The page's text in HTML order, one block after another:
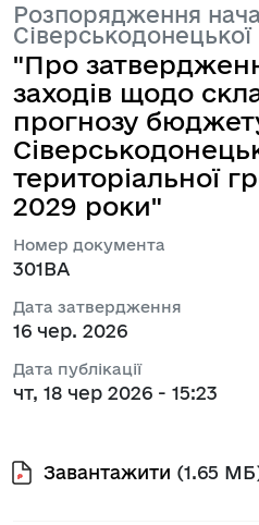
Розпорядження
"Про
заходів щодо
прогнозу
територіальної
2029 роки"
Номер документа
301ВА
Дата затвердження
16 чер. 2026
Дата публікації
чт, 18 чер 2026 - 15:23
Завантажити (1.65